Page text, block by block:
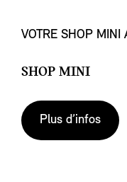
VOTRE SHOP MINI
SHOP MINI
Plus d’infos